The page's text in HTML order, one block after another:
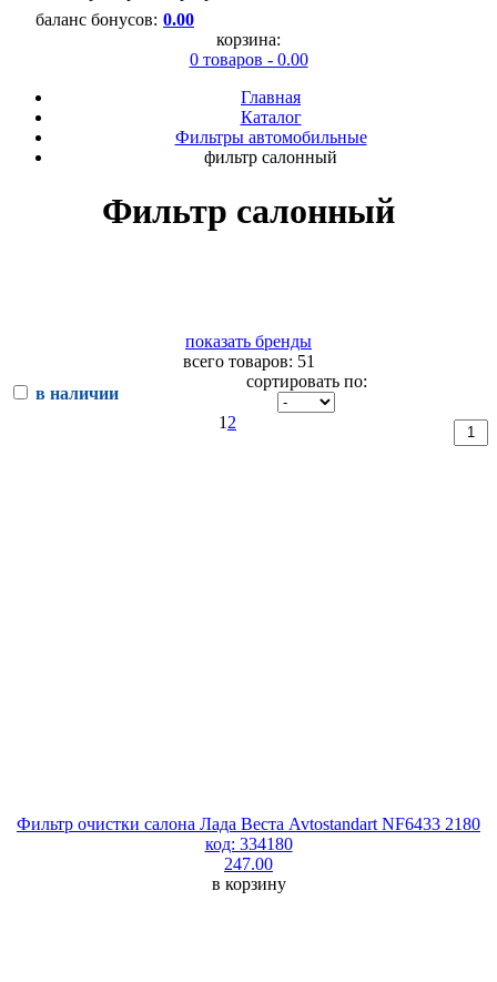
баланс бонусов: 0.00
корзина:
0 товаров - 0.00
Главная
Каталог
Фильтры автомобильные
фильтр салонный
Фильтр салонный
показать бренды
всего товаров: 51
в наличии
сортировать по:
1 2
Фильтр очистки салона Лада Веста Avtostandart NF6433 2180
код: 334180
247.00
в корзину